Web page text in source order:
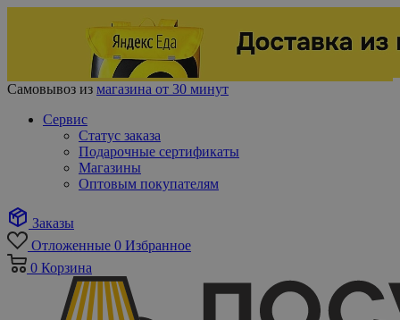
Самовывоз из магазина от 30 минут
Сервис
Статус заказа
Подарочные сертификаты
Магазины
Оптовым покупателям
Заказы
Отложенные 0 Избранное
0 Корзина